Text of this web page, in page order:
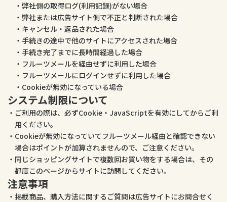
弊社側の取得ログ(利用記録)がない場合
弊社または広告サイト側で不正と判断された場合
キャンセル・返品された場合
手続きの途中で他のサイトにアクセスされた場合
手続き完了までに長時間経過した場合
フルーツメールを経由せずに利用した場合
フルーツメールにログインせずに利用した場合
Cookieが無効になっている場合
システム制限について
ご利用の際は、必ずCookie・JavaScriptを有効にしてからご利
用ください。
Cookieが無効になっていてフルーツメール経由と確認できない
場合はポイントが加算されませんので、ご注意ください。
同じショッピングサイトで複数回お買い物をする場合は、その
都度このページからサイトに訪問してください。
注意事項
掲載商品、購入方法に関するご質問は広告サイトにお問合せく